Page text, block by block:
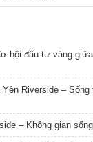
hội đầu tư vàng
Riverside –
– Không gian